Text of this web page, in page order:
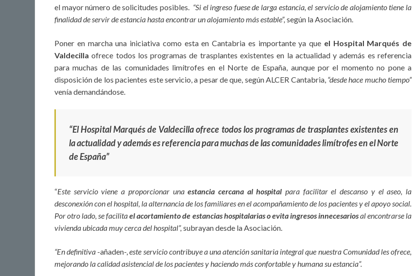
el mayor número de solicitudes posibles. “Si el ingreso fuese de larga estancia, el servicio de alojamiento tiene la
finalidad de servir de estancia hasta encontrar un alojamiento más estable”, según la Asociación.
Poner en marcha una iniciativa como esta en Cantabria es importante ya que el Hospital Marqués de
Valdecilla ofrece todos los programas de trasplantes existentes en la actualidad y además es referencia
para muchas de las comunidades limítrofes en el Norte de España, aunque por el momento no pone a
disposición de los pacientes este servicio, a pesar de que, según ALCER Cantabria, “desde hace mucho tiempo”
venía demandándose.
“El Hospital Marqués de Valdecilla ofrece todos los programas de trasplantes existentes en
la actualidad y además es referencia para muchas de las comunidades limítrofes en el Norte
de España”
“Este servicio viene a proporcionar unaestancia cercana al hospital para facilitar el descanso y el aseo, la
desconexión con el hospital, la alternancia de los familiares en el acompañamiento de los pacientes y el apoyo social.
Por otro lado, se facilitael acortamiento de estancias hospitalarias o evita ingresos innecesariosal encontrarse la
vivienda ubicada muy cerca del hospital”, subrayan desde la Asociación.
“En definitiva -añaden-,este servicio contribuye a una atención sanitaria integral que nuestra Comunidad les ofrece,
mejorando la calidad asistencial de los pacientes y haciendo más confortable y humana su estancia”.